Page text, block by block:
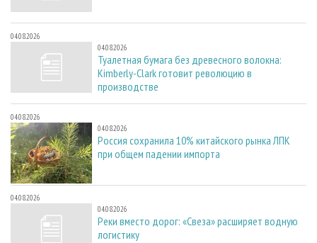
04.08.2026
04.08.2026
Туалетная бумага без древесного волокна:
Kimberly-Clark готовит революцию в
производстве
04.08.2026
04.08.2026
Россия сохранила 10% китайского рынка ЛПК
при общем падении импорта
04.08.2026
04.08.2026
Реки вместо дорог: «Свеза» расширяет водную
логистику